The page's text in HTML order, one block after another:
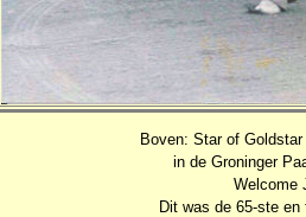
Boven: Star of
in de Groninger
Welcome
Dit was de 65-ste